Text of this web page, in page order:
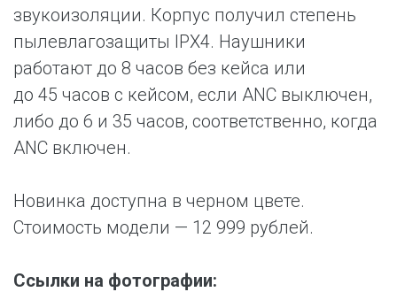
звукоизоляции. Корпус получил степень
пылевлагозащиты IPX4. Наушники
работают до 8 часов без кейса или
до 45 часов с кейсом, если ANC выключен,
либо до 6 и 35 часов, соответственно, когда
ANC включен.
Новинка доступна в черном цвете.
Стоимость модели — 12 999 рублей.
Ссылки на фотографии: